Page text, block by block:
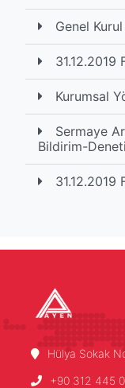
Genel
31.12.2019
Kurumsal
Sermaye
Bildirim-
31.12.2019
Hülya Sokak
+90 312 445